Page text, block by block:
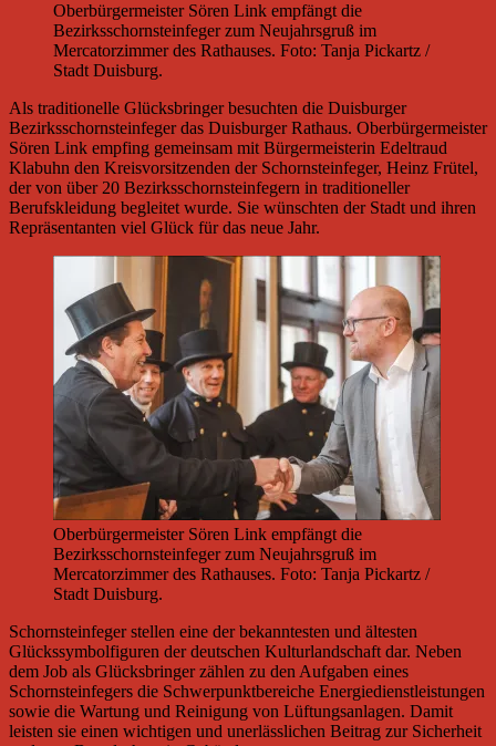
Oberbürgermeister Sören Link empfängt die
Bezirksschornsteinfeger zum Neujahrsgruß im
Mercatorzimmer des Rathauses. Foto: Tanja Pickartz /
Stadt Duisburg.
Als traditionelle Glücksbringer besuchten die Duisburger
Bezirksschornsteinfeger das Duisburger Rathaus. Oberbürgermeister
Sören Link empfing gemeinsam mit Bürgermeisterin Edeltraud
Klabuhn den Kreisvorsitzenden der Schornsteinfeger, Heinz Frütel,
der von über 20 Bezirksschornsteinfegern in traditioneller
Berufskleidung begleitet wurde. Sie wünschten der Stadt und ihren
Repräsentanten viel Glück für das neue Jahr.
Oberbürgermeister Sören Link empfängt die
Bezirksschornsteinfeger zum Neujahrsgruß im
Mercatorzimmer des Rathauses. Foto: Tanja Pickartz /
Stadt Duisburg.
Schornsteinfeger stellen eine der bekanntesten und ältesten
Glückssymbolfiguren der deutschen Kulturlandschaft dar. Neben
dem Job als Glücksbringer zählen zu den Aufgaben eines
Schornsteinfegers die Schwerpunktbereiche Energiedienstleistungen
sowie die Wartung und Reinigung von Lüftungsanlagen. Damit
leisten sie einen wichtigen und unerlässlichen Beitrag zur Sicherheit